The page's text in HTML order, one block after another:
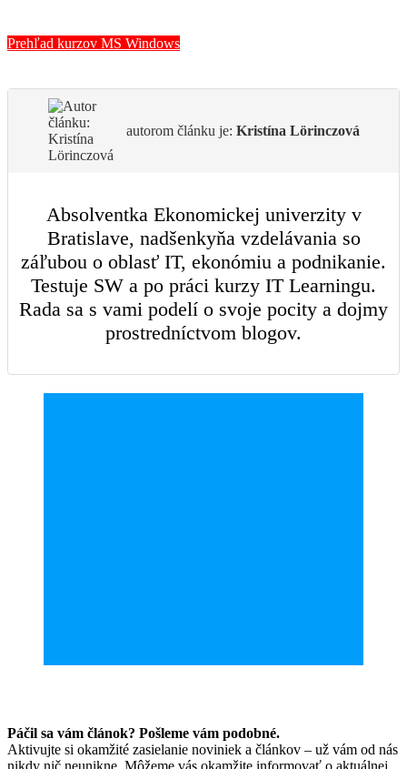
Prehľad kurzov MS Windows
autorom článku je: Kristína Lörinczová
Absolventka Ekonomickej univerzity v
Bratislave, nadšenkyňa vzdelávania so
záľubou o oblasť IT, ekonómiu a podnikanie.
Testuje SW a po práci kurzy IT Learningu.
Rada sa s vami podelí o svoje pocity a dojmy
prostredníctvom blogov.
Páčil sa vám článok? Pošleme vám podobné.
Aktivujte si okamžité zasielanie noviniek a článkov – už vám od nás